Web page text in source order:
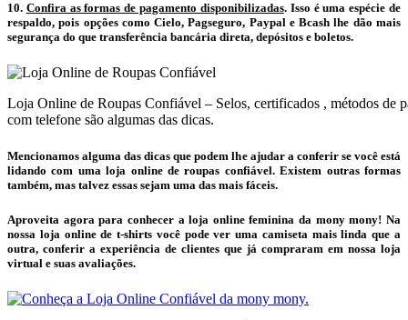
10. Confira as formas de pagamento disponibilizadas. Isso é uma espécie de
respaldo, pois opções como Cielo, Pagseguro, Paypal e Bcash lhe dão mais
segurança do que transferência bancária direta, depósitos e boletos.
Loja Online de Roupas Confiável – Selos, certificados , métodos de
com telefone são algumas das dicas.
Mencionamos alguma das dicas que podem lhe ajudar a conferir se você está
lidando com uma loja online de roupas confiável. Existem outras formas
também, mas talvez essas sejam uma das mais fáceis.
Aproveita agora para conhecer a loja online feminina da mony mony! Na
nossa loja online de t-shirts você pode ver uma camiseta mais linda que a
outra, conferir a experiência de clientes que já compraram em nossa loja
virtual e suas avaliações.